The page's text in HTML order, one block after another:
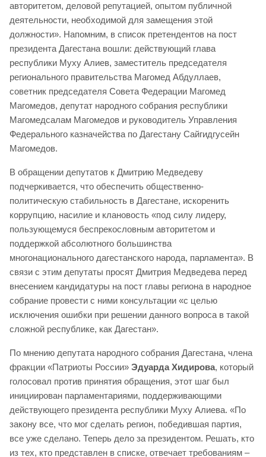
авторитетом, деловой репутацией, опытом публичной
деятельности, необходимой для замещения этой
должности». Напомним, в список претендентов на пост
президента Дагестана вошли: действующий глава
республики Муху Алиев, заместитель председателя
регионального правительства Магомед Абдуллаев,
советник председателя Совета Федерации Магомед
Магомедов, депутат народного собрания республики
Магомедсалам Магомедов и руководитель Управления
Федерального казначейства по Дагестану Сайгидгусейн
Магомедов.
В обращении депутатов к Дмитрию Медведеву
подчеркивается, что обеспечить общественно-
политическую стабильность в Дагестане, искоренить
коррупцию, насилие и клановость «под силу лидеру,
пользующемуся беспрекословным авторитетом и
поддержкой абсолютного большинства
многонационального дагестанского народа, парламента». В
связи с этим депутаты просят Дмитрия Медведева перед
внесением кандидатуры на пост главы региона в народное
собрание провести с ними консультации «с целью
исключения ошибки при решении данного вопроса в такой
сложной республике, как Дагестан».
По мнению депутата народного собрания Дагестана, члена
фракции «Патриоты России» Эдуарда Хидирова, который
голосовал против принятия обращения, этот шаг был
инициирован парламентариями, поддерживающими
действующего президента республики Муху Алиева. «По
закону все, что мог сделать регион, победившая партия,
все уже сделано. Теперь дело за президентом. Решать, кто
из тех, кто представлен в списке, отвечает требованиям –